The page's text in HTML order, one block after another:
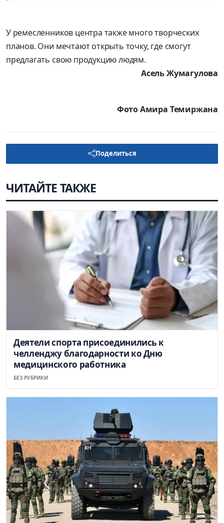
У ремесленников центра также много творческих
планов. Они мечтают открыть точку, где смогут
предлагать свою продукцию людям.
Асель Жумагулова
Фото Амира Темиржана
Поделиться
ЧИТАЙТЕ ТАКЖЕ
Деятели спорта присоединились к
челленджу благодарности ко Дню
медицинского работника
БЕЗ РУБРИКИ